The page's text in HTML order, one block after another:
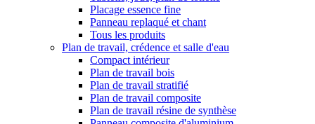
Placage essence fine
Panneau replaqué et chant
Tous les produits
Plan de travail, crédence et salle d'eau
Compact intérieur
Plan de travail bois
Plan de travail stratifié
Plan de travail composite
Plan de travail résine de synthèse